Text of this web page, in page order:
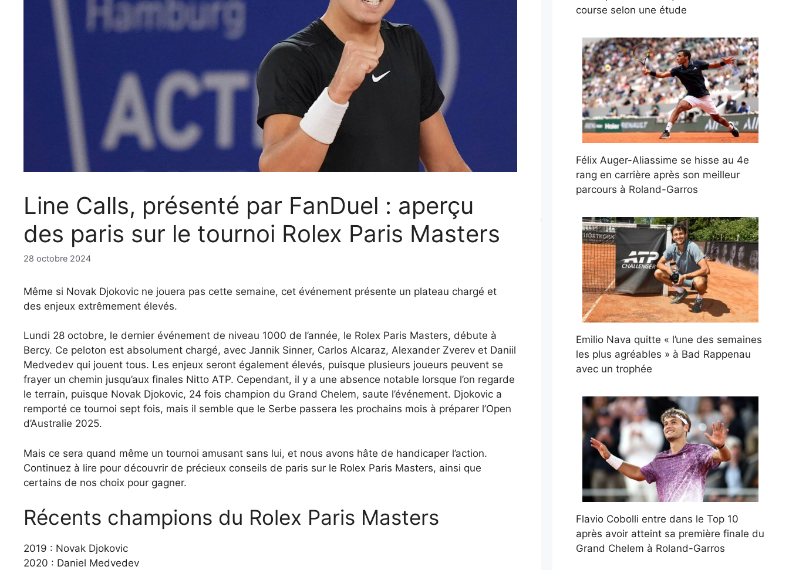
Line Calls, présenté par FanDuel : aperçu
des paris sur le tournoi Rolex Paris Masters
28 octobre 2024
Même si Novak Djokovic ne jouera pas cette semaine, cet événement présente un plateau chargé et
des enjeux extrêmement élevés.
Lundi 28 octobre, le dernier événement de niveau 1000 de l’année, le Rolex Paris Masters, débute à
Bercy. Ce peloton est absolument chargé, avec Jannik Sinner, Carlos Alcaraz, Alexander Zverev et Daniil
Medvedev qui jouent tous. Les enjeux seront également élevés, puisque plusieurs joueurs peuvent se
frayer un chemin jusqu’aux finales Nitto ATP. Cependant, il y a une absence notable lorsque l’on regarde
le terrain, puisque Novak Djokovic, 24 fois champion du Grand Chelem, saute l’événement. Djokovic a
remporté ce tournoi sept fois, mais il semble que le Serbe passera les prochains mois à préparer l’Open
d’Australie 2025.
Mais ce sera quand même un tournoi amusant sans lui, et nous avons hâte de handicaper l’action.
Continuez à lire pour découvrir de précieux conseils de paris sur le Rolex Paris Masters, ainsi que
certains de nos choix pour gagner.
Récents champions du Rolex Paris Masters
2019 : Novak Djokovic
2020 : Daniel Medvedev
course selon une étude
Félix Auger-Aliassime se hisse au 4e
rang en carrière après son meilleur
parcours à Roland-Garros
Emilio Nava quitte « l’une des semaines
les plus agréables » à Bad Rappenau
avec un trophée
Flavio Cobolli entre dans le Top 10
après avoir atteint sa première finale du
Grand Chelem à Roland-Garros